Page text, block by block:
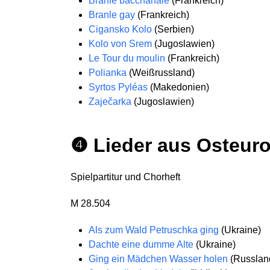
Branle gay (Frankreich)
Cigansko Kolo (Serbien)
Kolo von Srem (Jugoslawien)
Le Tour du moulin (Frankreich)
Polianka (Weißrussland)
Syrtos Pyléas (Makedonien)
Zaječarka (Jugoslawien)
❹ Lieder aus
Spielpartitur und Chorheft
M 28.504
Als zum Wald Petruschka ging (Ukraine)
Dachte eine dumme Alte (Ukraine)
Ging ein Mädchen Wasser holen